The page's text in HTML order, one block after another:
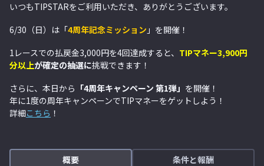
いつもTIPSTARをご利用いただき、ありがとうございます。
6/30（日）は「4周年記念ミッション 」を開催！
1レースでの払戻金3,000円を4回達成すると、 TIPマネー3,900円
分以上が確定の抽選に挑戦できます！
さらに、本日から 「4周年キャンペーン 第1弾」 を開催！
年に1度の周年キャンペーンでTIPマネーをゲットしよう！
詳細こちら ！
概要 条件と報酬